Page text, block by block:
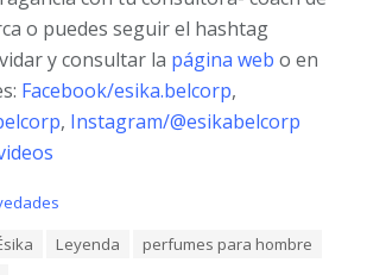
o puedes seguir el hashtag
y consultar la página web o en
Facebook/esika.belcorp,
, Instagram/@esikabelcorp
Leyenda
perfumes para hombre